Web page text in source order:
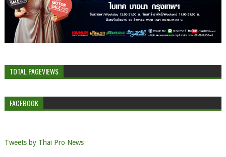
TOTAL PAGEVIEWS
FACEBOOK
Tweets by Thai Pro News